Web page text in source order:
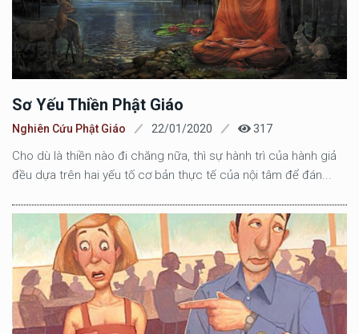
Sơ Yếu Thiền Phật Giáo
Nghiên Cứu Phật Giáo 22/01/2020 317
Cho dù là thiền nào đi chăng nữa, thì sự hành trì của hành giả
đều dựa trên hai yếu tố cơ bản thực tế của nội tâm để đán...